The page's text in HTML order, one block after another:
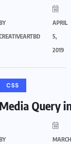
APRIL
5,
2019
CSS
Media Query
MARCH